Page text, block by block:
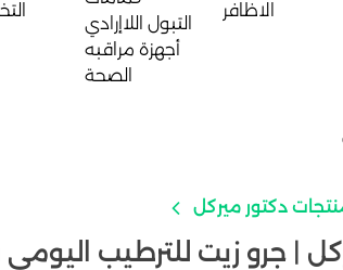
الاظافر
التبول اللاإرادي
أجهزة مراقبه
الصحة
دكتور ميركل
| جرو زيت للترطيب